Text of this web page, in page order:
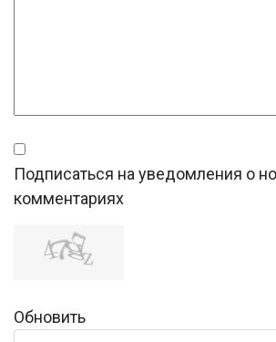
Подписаться на уведомления о
комментариях
Обновить